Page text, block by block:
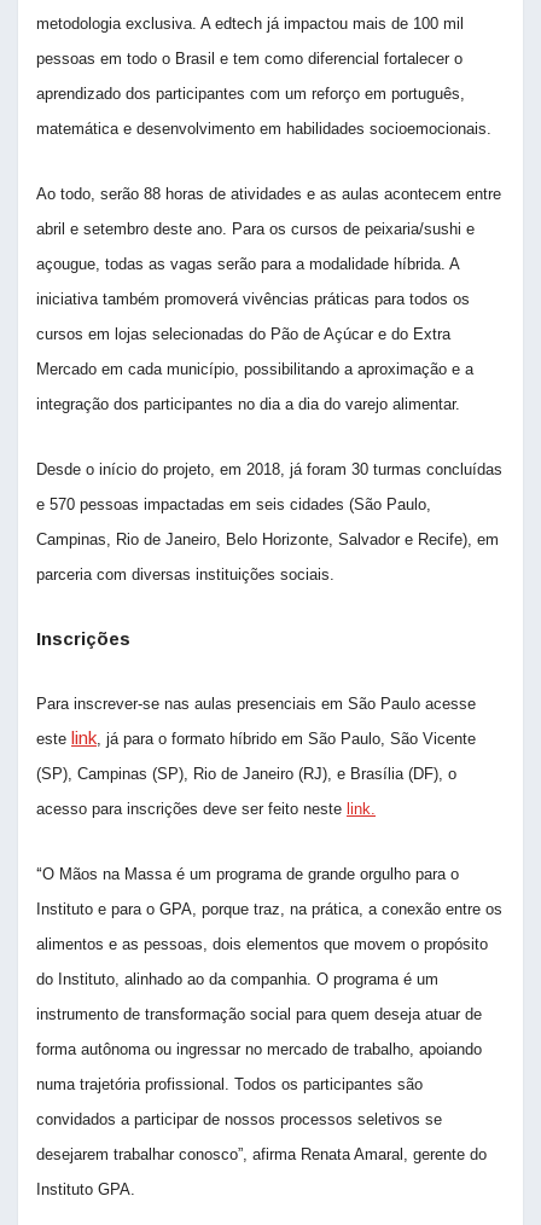
metodologia exclusiva. A edtech já impactou mais de 100 mil
pessoas em todo o Brasil e tem como diferencial fortalecer o
aprendizado dos participantes com um reforço em português,
matemática e desenvolvimento em habilidades socioemocionais.
Ao todo, serão 88 horas de atividades e as aulas acontecem entre
abril e setembro deste ano. Para os cursos de peixaria/sushi e
açougue, todas as vagas serão para a modalidade híbrida. A
iniciativa também promoverá vivências práticas para todos os
cursos em lojas selecionadas do Pão de Açúcar e do Extra
Mercado em cada município, possibilitando a aproximação e a
integração dos participantes no dia a dia do varejo alimentar.
Desde o início do projeto, em 2018, já foram 30 turmas concluídas
e 570 pessoas impactadas em seis cidades (São Paulo,
Campinas, Rio de Janeiro, Belo Horizonte, Salvador e Recife), em
parceria com diversas instituições sociais.
Inscrições
Para inscrever-se nas aulas presenciais em São Paulo acesse
este link, já para o formato híbrido em São Paulo, São Vicente
(SP), Campinas (SP), Rio de Janeiro (RJ), e Brasília (DF), o
acesso para inscrições deve ser feito neste link.
“O Mãos na Massa é um programa de grande orgulho para o
Instituto e para o GPA, porque traz, na prática, a conexão entre os
alimentos e as pessoas, dois elementos que movem o propósito
do Instituto, alinhado ao da companhia. O programa é um
instrumento de transformação social para quem deseja atuar de
forma autônoma ou ingressar no mercado de trabalho, apoiando
numa trajetória profissional. Todos os participantes são
convidados a participar de nossos processos seletivos se
desejarem trabalhar conosco”, afirma Renata Amaral, gerente do
Instituto GPA.